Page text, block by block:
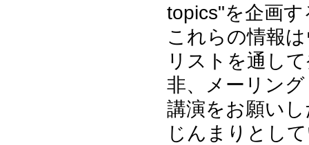
topics"を企画
これらの情報
リストを通し
非、メーリン
講演をお願い
じんまりとし